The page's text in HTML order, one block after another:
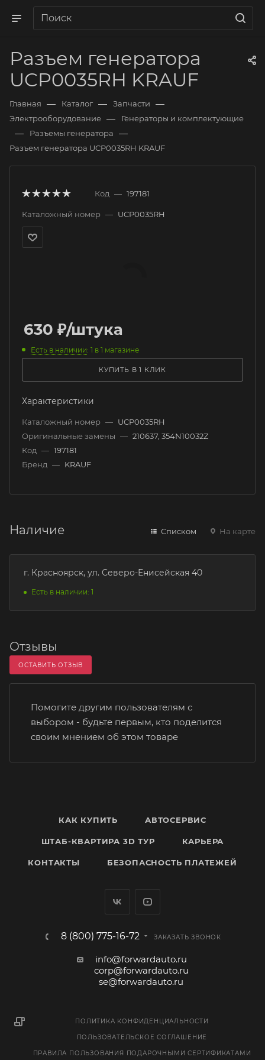
Разъем генератора
UCP0035RH KRAUF
Главная — Каталог — Запчасти —
Электрооборудование — Генераторы и комплектующие
— Разъемы генератора —
Разъем генератора UCP0035RH KRAUF
Код — 197181
Каталожный номер — UCP0035RH
630 ₽/штука
Есть в наличии: 1 в 1 магазине
КУПИТЬ В 1 КЛИК
Характеристики
Каталожный номер — UCP0035RH
Оригинальные замены — 210637, 354N10032Z
Код — 197181
Бренд — KRAUF
Наличие Списком На карте
г. Красноярск, ул. Северо-Енисейская 40
Есть в наличии: 1
Отзывы
ОСТАВИТЬ ОТЗЫВ
Помогите другим пользователям с
выбором - будьте первым, кто поделится
своим мнением об этом товаре
КАК КУПИТЬ АВТОСЕРВИС
ШТАБ-КВАРТИРА 3D ТУР КАРЬЕРА
КОНТАКТЫ БЕЗОПАСНОСТЬ ПЛАТЕЖЕЙ
8 (800) 775-16-72 ЗАКАЗАТЬ ЗВОНОК
info@forwardauto.ru
corp@forwardauto.ru
se@forwardauto.ru
ПОЛИТИКА КОНФИДЕНЦИАЛЬНОСТИ
ПОЛЬЗОВАТЕЛЬСКОЕ СОГЛАШЕНИЕ
ПРАВИЛА ПОЛЬЗОВАНИЯ ПОДАРОЧНЫМИ СЕРТИФИКАТАМИ